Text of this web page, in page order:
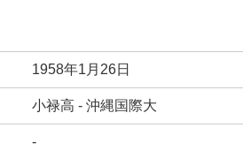
1958年1月26日
小禄高 - 沖縄国際大
-